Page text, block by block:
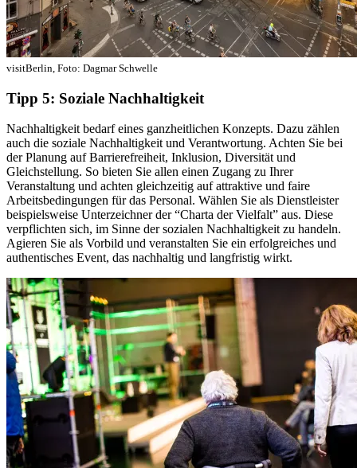
visitBerlin, Foto: Dagmar Schwelle
Tipp 5: Soziale Nachhaltigkeit
Nachhaltigkeit bedarf eines ganzheitlichen Konzepts. Dazu zählen
auch die soziale Nachhaltigkeit und Verantwortung. Achten Sie bei
der Planung auf Barrierefreiheit, Inklusion, Diversität und
Gleichstellung. So bieten Sie allen einen Zugang zu Ihrer
Veranstaltung und achten gleichzeitig auf attraktive und faire
Arbeitsbedingungen für das Personal. Wählen Sie als Dienstleister
beispielsweise Unterzeichner der “Charta der Vielfalt” aus. Diese
verpflichten sich, im Sinne der sozialen Nachhaltigkeit zu handeln.
Agieren Sie als Vorbild und veranstalten Sie ein erfolgreiches und
authentisches Event, das nachhaltig und langfristig wirkt.